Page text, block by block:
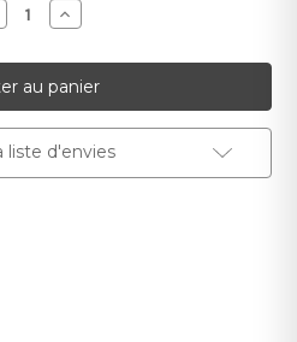
Augmenter
la
pour
Plante
décorative
Ravenea
180
cm
liste d'envies